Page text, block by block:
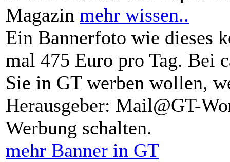
Magazin mehr wissen..
Ein Bannerfoto wie dieses
mal 475 Euro pro Tag. Bei
Sie in GT werben wollen,
Herausgeber: Mail@GT-
Werbung schalten.
mehr Banner in GT